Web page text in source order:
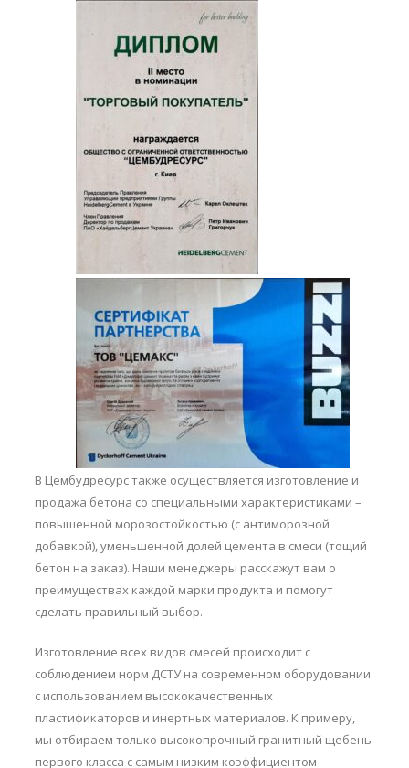
В Цембудресурс также осуществляется изготовление и
продажа бетона со специальными характеристиками –
повышенной морозостойкостью (с антиморозной
добавкой), уменьшенной долей цемента в смеси (тощий
бетон на заказ). Наши менеджеры расскажут вам о
преимуществах каждой марки продукта и помогут
сделать правильный выбор.
Изготовление всех видов смесей происходит с
соблюдением норм ДСТУ на современном оборудовании
с использованием высококачественных
пластификаторов и инертных материалов. К примеру,
мы отбираем только высокопрочный гранитный щебень
первого класса с самым низким коэффициентом